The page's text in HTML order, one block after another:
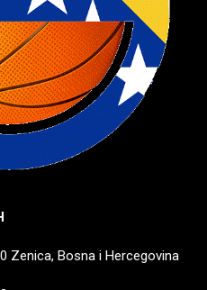
Zenica, Bosna i Hercegovina